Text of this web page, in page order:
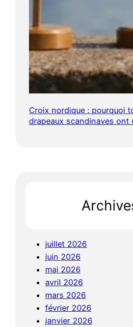
Croix nordique : pourquoi
drapeaux scandinaves ont
juillet 2026
juin 2026
mai 2026
avril 2026
mars 2026
février 2026
janvier 2026